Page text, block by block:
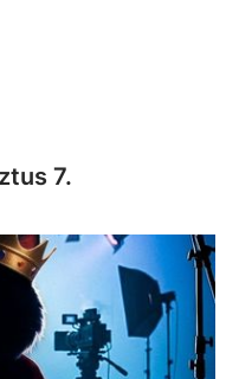
7.